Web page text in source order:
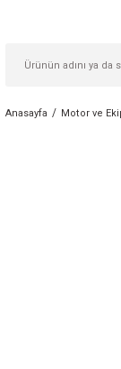
Anasayfa Motor ve